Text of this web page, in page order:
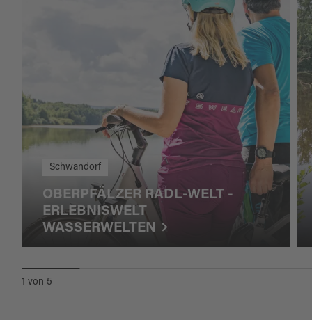
Schwandorf
OBERPFÄLZER RADL-WELT -
ERLEBNISWELT
WASSERWELTEN
1 von 5